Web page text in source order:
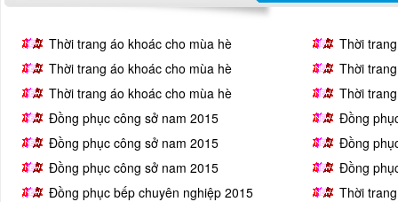
Thời trang áo khoác cho mùa hè
Thời
Thời trang áo khoác cho mùa hè
Thời
Thời trang áo khoác cho mùa hè
Thời
Đồng phục công sở nam 2015
Đồng
Đồng phục công sở nam 2015
Đồng
Đồng phục công sở nam 2015
Đồng
Đồng phục bếp chuyên nghiệp 2015
Thời